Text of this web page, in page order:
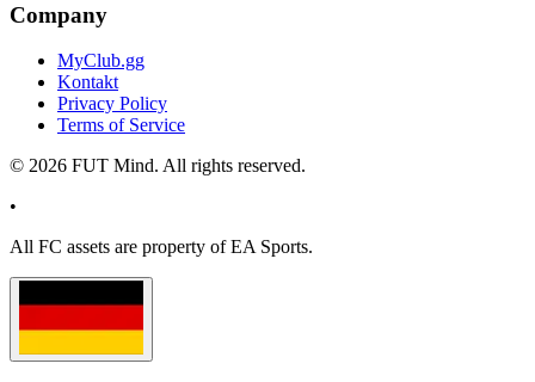
Company
MyClub.gg
Kontakt
Privacy Policy
Terms of Service
© 2026 FUT Mind. All rights reserved.
•
All FC assets are property of EA Sports.